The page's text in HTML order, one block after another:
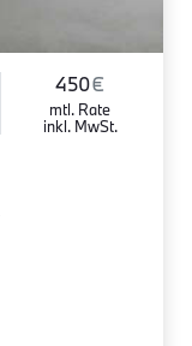
450€
mtl. Rate
inkl. MwSt.